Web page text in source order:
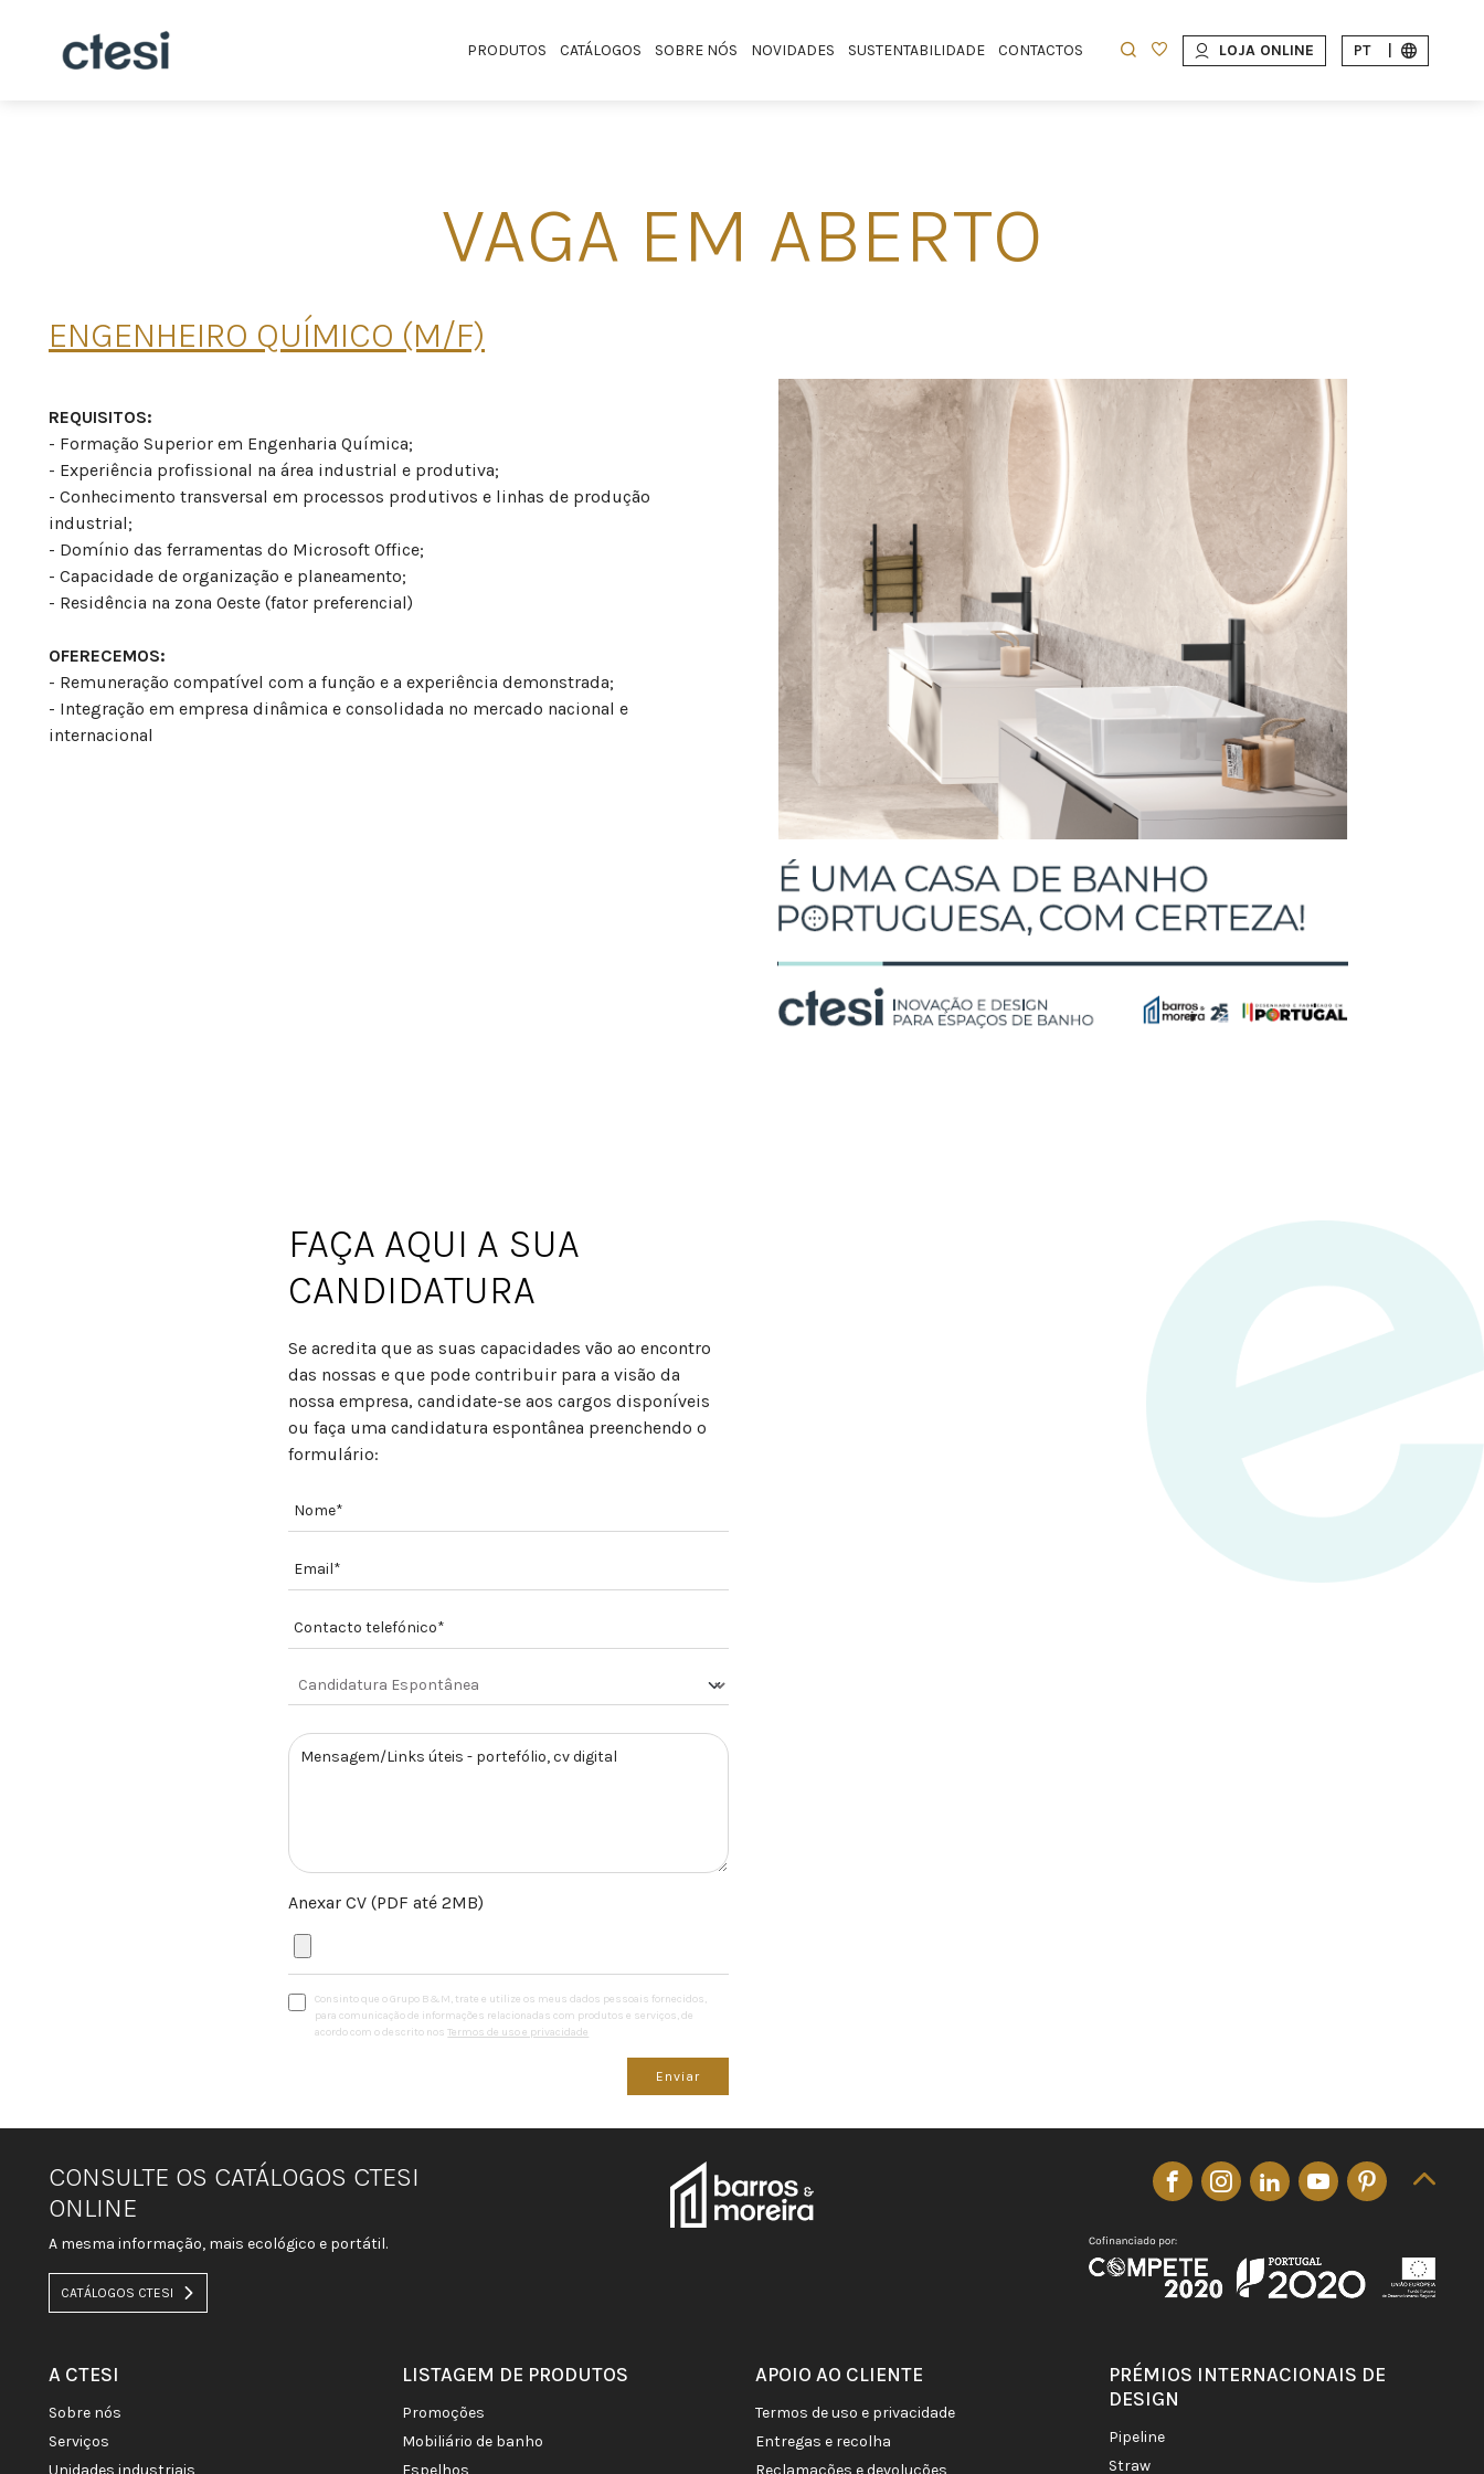
PRODUTOS CATÁLOGOS SOBRE NÓS NOVIDADES SUSTENTABILIDADE CONTACTOS LOJA ONLINE PT
VAGA EM ABERTO
ENGENHEIRO QUÍMICO (M/F)
REQUISITOS:
- Formação Superior em Engenharia Química;
- Experiência profissional na área industrial e produtiva;
- Conhecimento transversal em processos produtivos e linhas de produção
industrial;
- Domínio das ferramentas do Microsoft Office;
- Capacidade de organização e planeamento;
- Residência na zona Oeste (fator preferencial)
OFERECEMOS:
- Remuneração compatível com a função e a experiência demonstrada;
- Integração em empresa dinâmica e consolidada no mercado nacional e
internacional
FAÇA AQUI A SUA
CANDIDATURA
Se acredita que as suas capacidades vão ao encontro
das nossas e que pode contribuir para a visão da
nossa empresa, candidate-se aos cargos disponíveis
ou faça uma candidatura espontânea preenchendo o
formulário:
Anexar CV (PDF até 2MB)
Consinto que o Grupo B&M, trate e utilize os meus dados pessoais fornecidos,
para comunicação de informações relacionadas com produtos e serviços, de
acordo com o descrito nosTermos de uso e privacidade
Enviar
CONSULTE OS CATÁLOGOS CTESI
ONLINE
A mesma informação, mais ecológico e portátil.
CATÁLOGOS CTESI
A CTESI
sobre nós
serviços
LISTAGEM DE PRODUTOS
promoções
mobiliário de banho
APOIO AO CLIENTE
termos de uso e privacidade
entregas e recolha
PRÉMIOS INTERNACIONAIS DE
DESIGN
pipeline
straw